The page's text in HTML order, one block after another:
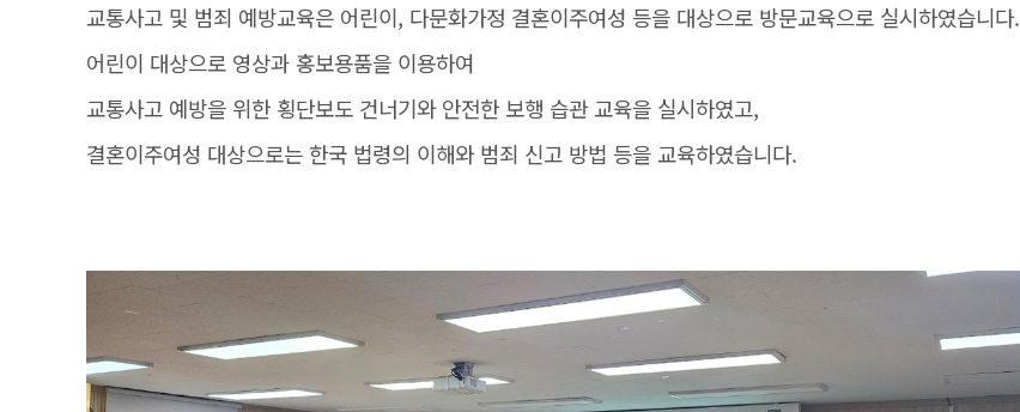
교통사고 및 범죄 예방교육은 어린이, 다문화가정 결혼이주여성 등을 대상으로 방문교육으로 실시하였습니다.
어린이 대상으로 영상과 홍보용품을 이용하여
교통사고 예방을 위한 횡단보도 건너기와 안전한 보행 습관 교육을 실시하였고,
결혼이주여성 대상으로는 한국 법령의 이해와 범죄 신고 방법 등을 교육하였습니다.